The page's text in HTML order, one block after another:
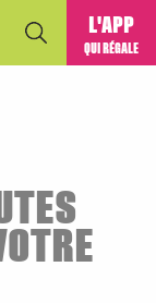
L'APP
QUI RÉGALE